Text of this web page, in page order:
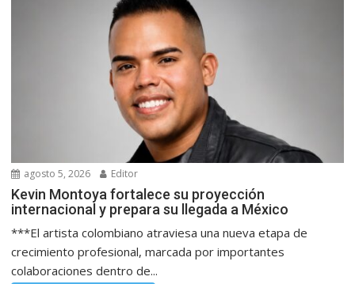
agosto 5, 2026 Editor
Kevin Montoya fortalece su proyección
internacional y prepara su llegada a México
***El artista colombiano atraviesa una nueva etapa de
crecimiento profesional, marcada por importantes
colaboraciones dentro de...